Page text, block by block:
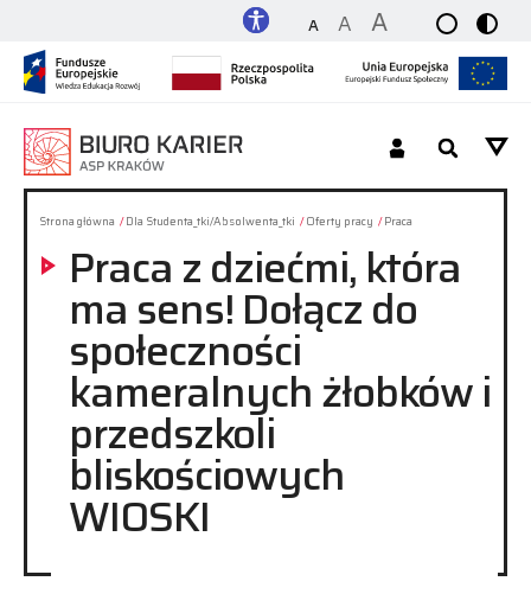
A A A
Dla Pracodawcy
Platforma
Kontakt
Strona główna Dla Studenta_tki/Absolwenta_tki Oferty pracy Praca
Praca z dziećmi, która
ma sens! Dołącz do
społeczności
kameralnych żłobków i
przedszkoli
bliskościowych
WIOSKI